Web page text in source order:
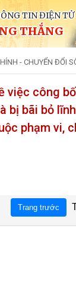
TIN ĐIỆN TỬ
THẮNG
- CHUYỂN ĐỔI
việc công
bị bãi bỏ
phạm vi,